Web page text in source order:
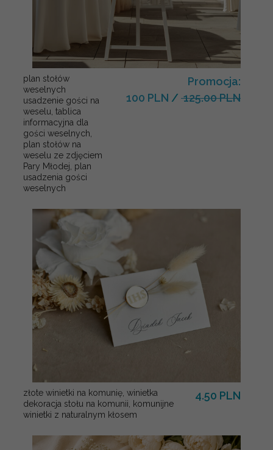
plan stołów
weselnych
usadzenie gości na
weselu, tablica
informacyjna dla
gości weselnych,
plan stołów na
weselu ze zdjęciem
Pary Młodej, plan
usadzenia gości
weselnych
Promocja:
100 PLN / 125.00 PLN
złote winietki na komunię, winietka
dekoracja stołu na komunii, komunijne
winietki z naturalnym kłosem
4.50 PLN